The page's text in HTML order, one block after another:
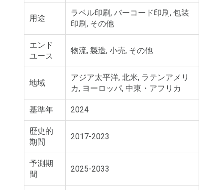
用途
ラベル印刷, バーコード印刷, 包装
印刷, その他
エンド
ユース
物流, 製造, 小売, その他
地域
アジア太平洋, 北米, ラテンアメリ
カ, ヨーロッパ, 中東・アフリカ
基準年 2024
歴史的
期間
2017-2023
予測期
間
2025-2033